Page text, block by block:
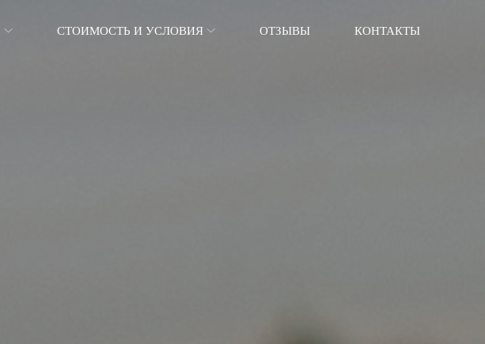
СТОИМОСТЬ И УСЛОВИЯ ОТЗЫВЫ КОНТАКТЫ